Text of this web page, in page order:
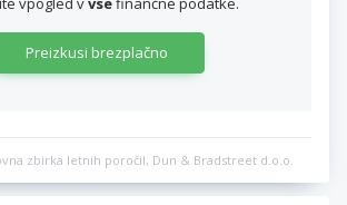
Preizkusi brezplačno
zbirka letnih poročil, Dun & Bradstreet d.o.o.